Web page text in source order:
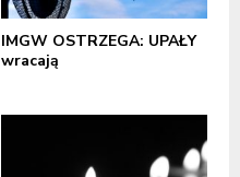
IMGW OSTRZEGA: UPAŁY
wracają